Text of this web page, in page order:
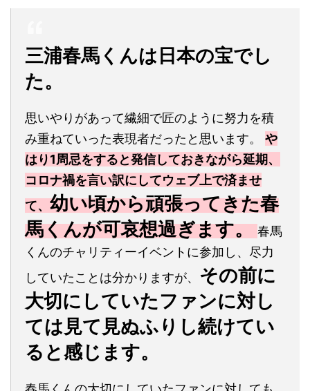
三浦春馬くんは日本の宝でし
た。
思いやりがあって繊細で匠のように努力を積
み重ねていった表現者だったと思います。 や
はり1周忌をすると発信しておきながら延期、
コロナ禍を言い訳にしてウェブ上で済ませ
て、 幼い頃から頑張ってきた春
馬くんが可哀想過ぎます。春馬
くんのチャリティーイベントに参加し、尽力
していたことは分かりますが、 その前に
大切にしていたファンに対し
ては見て見ぬふりし続けてい
ると感じます。